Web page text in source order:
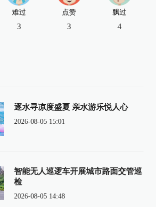
难过
3
点赞
3
飘过
4
逐水寻凉度盛夏 亲水游乐悦人心
2026-08-05 15:01
智能无人巡逻车开展城市路面交管巡
检
2026-08-05 14:48